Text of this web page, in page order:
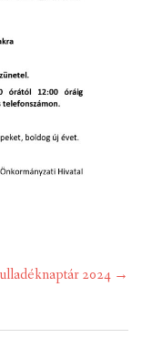
– 2026.
2024 →